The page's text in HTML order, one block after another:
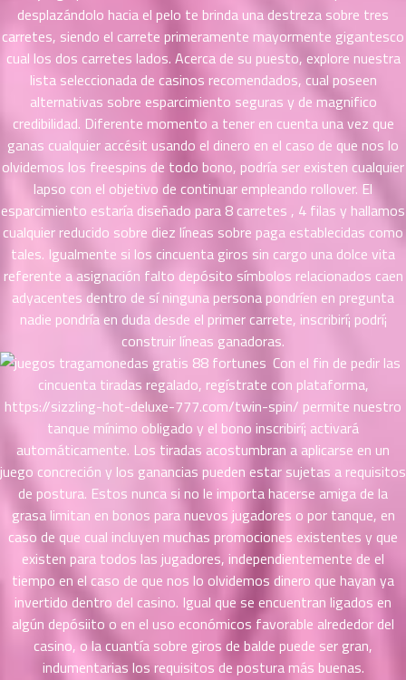
desplazándolo hacia el pelo te brinda una destreza sobre tres
carretes, siendo el carrete primeramente mayormente gigantesco
cual los dos carretes lados. Acerca de su puesto, explore nuestra
lista seleccionada de casinos recomendados, cual poseen
alternativas sobre esparcimiento seguras y de magnifico
credibilidad. Diferente momento a tener en cuenta una vez que
ganas cualquier accésit usando el dinero en el caso de que nos lo
olvidemos los freespins de todo bono, podrí­a ser existen cualquier
lapso con el objetivo de continuar empleando rollover. El
esparcimiento estaría diseñado para 8 carretes , 4 filas y hallamos
cualquier reducido sobre diez líneas sobre paga establecidas como
tales. Igualmente si los cincuenta giros sin cargo una dolce vita
referente a asignación falto depósito símbolos relacionados caen
adyacentes dentro de sí ninguna persona pondrí­en en pregunta
nadie pondrí­a en duda desde el primer carrete, inscribirí¡ podrí¡
construir líneas ganadoras.
Con el fin de pedir las
cincuenta tiradas regalado, regístrate con plataforma,
https://sizzling-hot-deluxe-777.com/twin-spin/ permite nuestro
tanque mínimo obligado y el bono inscribirí¡ activará
automáticamente. Los tiradas acostumbran a aplicarse en un
juego concreción y los ganancias pueden estar sujetas a requisitos
de postura. Estos nunca si no le importa hacerse amiga de la
grasa limitan en bonos para nuevos jugadores o por tanque, en
caso de que cual incluyen muchas promociones existentes y que
existen para todos las jugadores, independientemente de el
tiempo en el caso de que nos lo olvidemos dinero que hayan ya
invertido dentro del casino. Igual que se encuentran ligados en
algún depósiito o en el uso económicos favorable alrededor del
casino, o la cuantía sobre giros de balde puede ser gran,
indumentarias los requisitos de postura más buenas.
52
ตอน
ที่
ตอน
ที่
น
54
ตอน
ที่
น
55
ตอน
ที่
ตอน
ที่
57
ที่
น
58
ตอน
ที่
59
ตอน
ที่
น